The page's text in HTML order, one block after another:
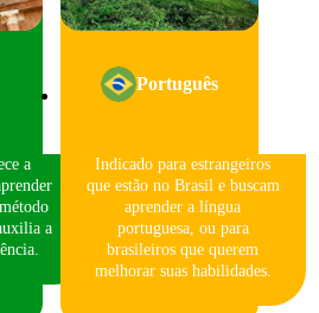
a
a
Português
Indicado para estrangeiros
que estão no Brasil e buscam
aprender a língua
portuguesa, ou para
brasileiros que querem
melhorar suas habilidades.